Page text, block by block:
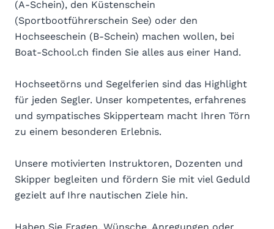
(A-Schein), den Küstenschein
(Sportbootführerschein See) oder den
Hochseeschein (B-Schein) machen wollen, bei
Boat-School.ch finden Sie alles aus einer Hand.
Hochseetörns und Segelferien sind das Highlight
für jeden Segler. Unser kompetentes, erfahrenes
und sympatisches Skipperteam macht Ihren Törn
zu einem besonderen Erlebnis.
Unsere motivierten Instruktoren, Dozenten und
Skipper begleiten und fördern Sie mit viel Geduld
gezielt auf Ihre nautischen Ziele hin.